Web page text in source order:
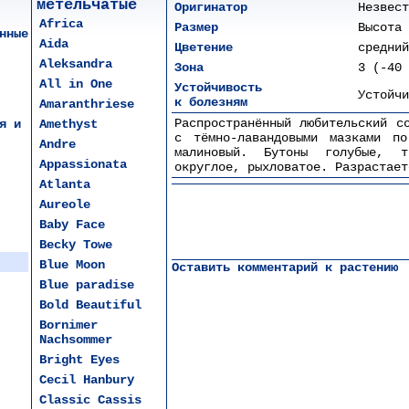
и
метельчатые
Africa
Aida
Aleksandra
All in One
Amaranthriese
Amethyst
Andre
Appassionata
Atlanta
Aureole
Baby Face
Becky Towe
Blue Moon
Blue paradise
Bold Beautiful
Bornimer
Nachsommer
Bright Eyes
Cecil Hanbury
Classic Cassis
Оригинатор
Размер
Цветение
Зона
3 (-40
Устойчивость
к болезням
Распространённый любительский
с тёмно-лавандовыми мазками
малиновый. Бутоны голубые,
округлое, рыхловатое.
Оставить комментарий к растению